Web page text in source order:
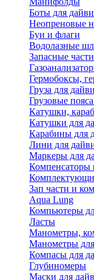
Боты для
Неопреновые
Буи и флаги
Водолазные
Запасные
Гермобоксы,
Груза для
Грузовые
Катушки,
Катушки для
Карабины для
Лини для
Маркеры для
Компенсаторы
Зап части и
Aqua Lung
Компьютеры
Ласты
Манометры,
Манометры
Компасы для
Глубиномеры
Маски для